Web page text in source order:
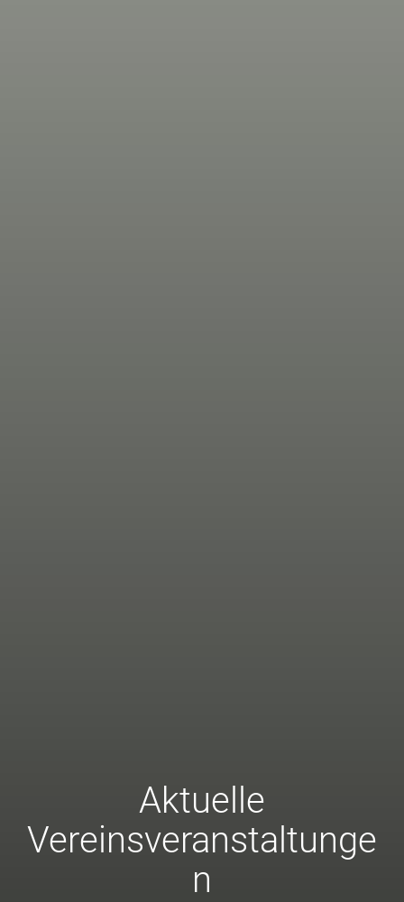
Aktuelle
Vereinsveranstaltunge
n